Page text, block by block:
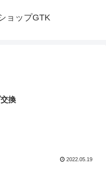
ョップGTK
換
2022.05.19